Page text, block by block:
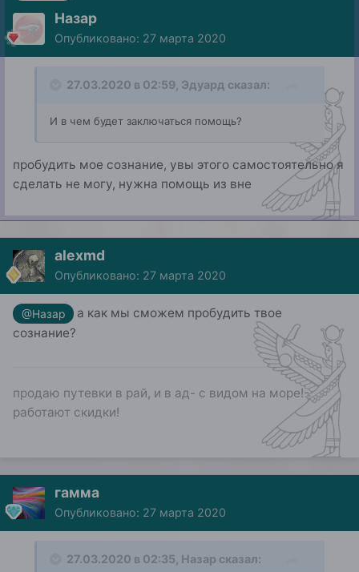
Назар
Опубликовано: 27 марта 2020
27.03.2020 в 02:59, Эдуард сказал:
И в чем будет заключаться помощь?
пробудить мое сознание, увы этого самостоятельно я
сделать не могу, нужна помощь из вне
alexmd
Опубликовано: 27 марта 2020
@Назар
а как мы сможем пробудить твое
сознание?
продаю путевки в рай, и в ад- с видом на море!-
работают скидки!
гамма
Опубликовано: 27 марта 2020
27.03.2020 в 02:35, Назар сказал: